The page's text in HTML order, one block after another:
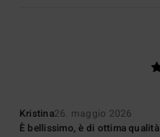
Kristina26. maggio 2026
È bellissimo, è di ottima qualità